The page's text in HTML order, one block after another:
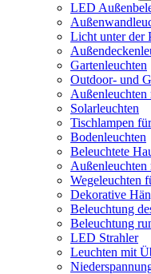
LED
Licht unter der
Gartenleuchten
Outdoor- und
Außenleuchten
Solarleuchten
Tischlampen
Bodenleuchten
Beleuchtete
Außenleuchten
Wegeleuchten
Dekorative
Beleuchtung
Beleuchtung
LED Strahler
Leuchten mit